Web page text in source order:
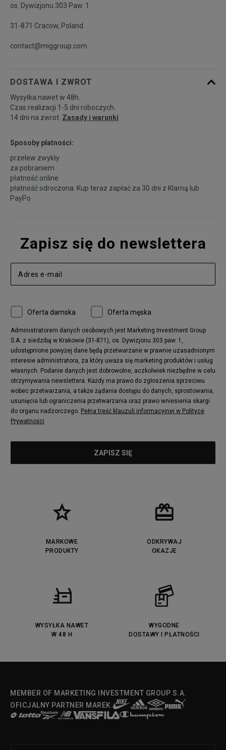
os. Dywizjonu 303 Paw. 1
31-871 Cracow, Poland
contact@miggroup.com
DOSTAWA I ZWROT
Wysyłka nawet w 48h.
Czas realizacji 1-5 dni roboczych.
14 dni na zwrot. Zasady i warunki
Sposoby płatności:
przelew zwykły
za pobraniem
płatność online
płatność odroczona: Kup teraz zapłać za 30 dni z Klarną lub
PayPo
Zapisz się do newslettera
Oferta damska Oferta męska
Administratorem danych osobowych jest Marketing Investment Group
S.A. z siedzibą w Krakowie (31-871), os. Dywizjonu 303 paw. 1,
udostępnione powyżej dane będą przetwarzane w prawnie uzasadnionym
interesie administratora, za który uważa się marketing produktów i usług
własnych. Podanie danych jest dobrowolne, aczkolwiek niezbędne w celu
otrzymywania newslettera. Każdy ma prawo do zgłoszenia sprzeciwu
wobec przetwarzania, a także żądania dostępu do danych, sprostowania,
usunięcia lub ograniczenia przetwarzania oraz prawo wniesienia skargi
do organu nadzorczego. Pełna treść klauzuli informacyjnej w Polityce
Prywatności
MARKOWE
PRODUKTY
ODKRYWAJ
OKAZJE
WYSYŁKA NAWET
W 48 H
WYGODNE
DOSTAWY I PŁATNOŚCI
MEMBER OF MARKETING INVESTMENT GROUP S.A.
OFICJALNY PARTNER MAREK: